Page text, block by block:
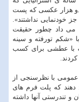
دو هزار عکسی که پست
خودنمایی نداشتند».
می داد چطور حقیقت
«شکم تورفته و سینه
با عطشی برای کسب
عمومی با نظرسنجی از
دهند که پلت فرم های
و تندرستی آنها داشته